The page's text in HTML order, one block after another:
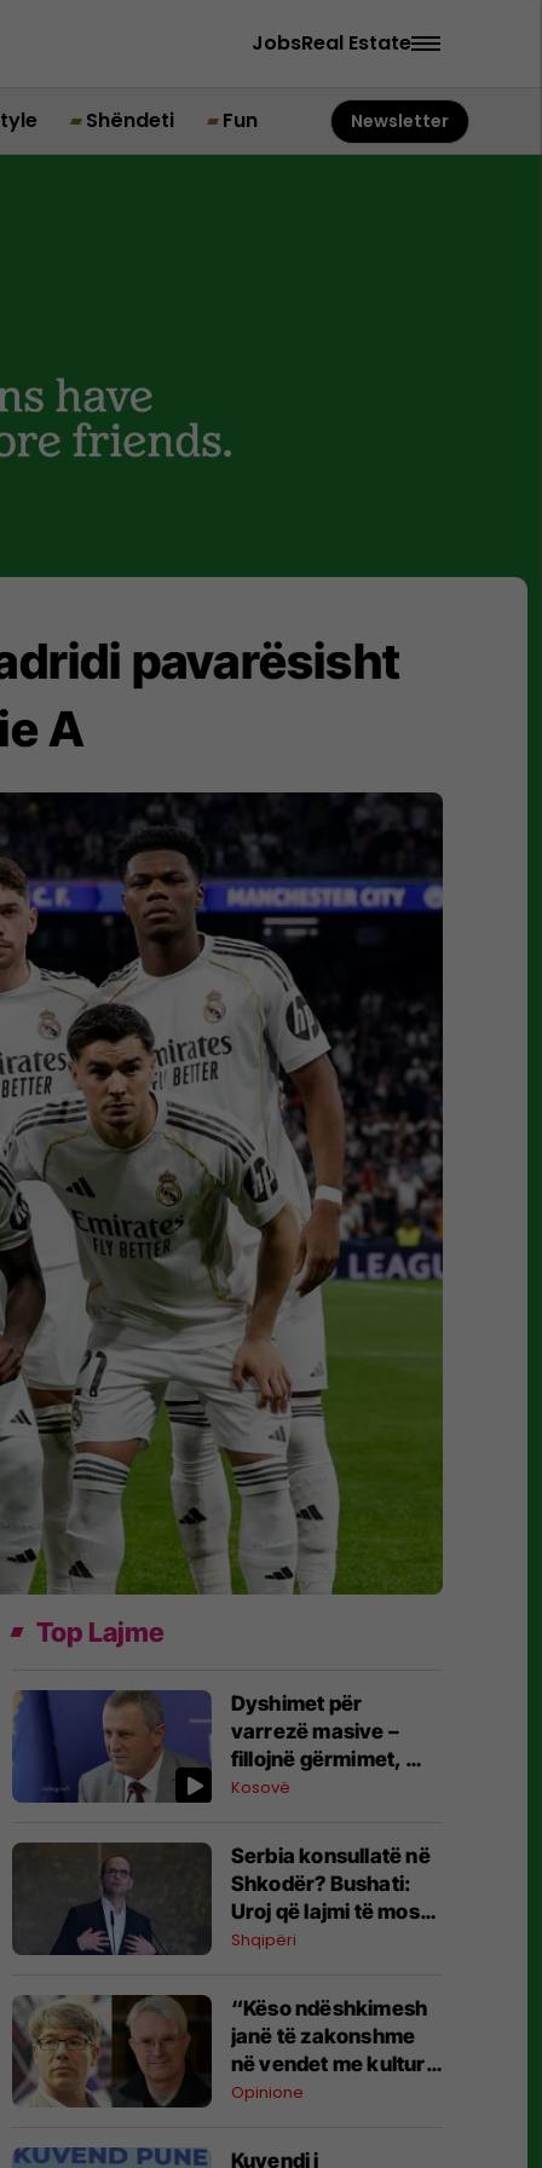
JobsReal Estate
Shëndeti Fun Newsletter
pavarësisht
A
Top Lajme
Dyshimet për
varrezë masive –
fillojnë gërmimet, ​
Isufaj në Kalludër të
mbetjeve mortore do
të kërkojë kohë
Kosovë
Serbia konsullatë në
Shkodër? Bushati:
Uroj që lajmi të mos
jetë i vërtetë
Shqipëri
“Këso ndëshkimesh
janë të zakonshme
në vendet me kulturë
politike autoritare” -
historianët Schmitt
Opinione
Kuvendi i